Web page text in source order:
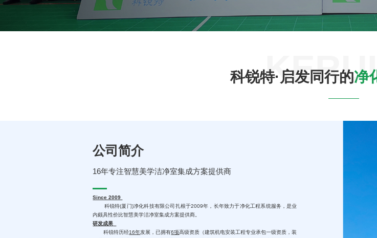
科锐特·启发同行的净
公司简介
16年专注智慧美学洁净室集成方案提供商
Since 2009
科锐特(厦门)净化科技有限公司 扎根于2009年，长年致力于净化工程系统服务，是业
内颇具性价比智慧美学洁净室集成方案提供商。
研发成果
科锐特历经16年发展，已拥有6项高级资质（建筑机电安装工程专业承包一级资质，装